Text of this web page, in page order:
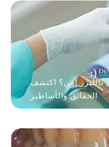
بالليزر آمن؟ اكتشف
الحقائق والأساطير